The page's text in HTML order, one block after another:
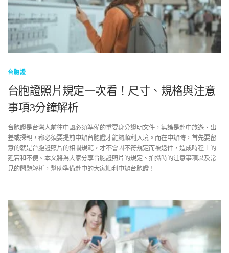
台胞證
台胞證照片規定一次看！尺寸、規格與注意
事項3分鐘解析
台胞證是台灣人前往中國必須準備的重要身分證明文件，無論是赴中旅遊、出
差或探親，都必須要提前申辦台胞證才能夠順利入境。而在申辦時，首先要留
意的就是台胞證照片的相關規範，才不會因不符規定而被退件，造成時程上的
延宕和不便。本文將為大家分享台胞證照片的規定、拍攝時的注意事項以及常
見的問題解析，幫助準備赴中的大家順利申辦台胞證！